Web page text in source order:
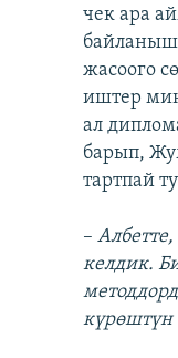
чек ара
жасоого
иштер
ал
барып,
тартпай
–
келдик.
күрөштүн